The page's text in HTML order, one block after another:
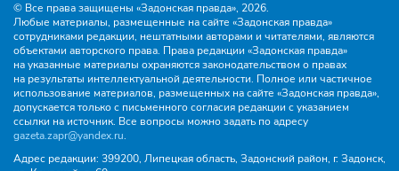
© Все права защищены «Задонская правда», 2026.
Любые материалы, размещенные на сайте «Задонская правда»
сотрудниками редакции, нештатными авторами и читателями, являются
объектами авторского права. Права редакции «Задонская правда»
на указанные материалы охраняются законодательством о правах
на результаты интеллектуальной деятельности. Полное или частичное
использование материалов, размещенных на сайте «Задонская правда»,
допускается только с письменного согласия редакции с указанием
ссылки на источник. Все вопросы можно задать по адресу
gazeta.zapr@yandex.ru.
Адрес редакции: 399200, Липецкая область, Задонский район, г. Задонск,